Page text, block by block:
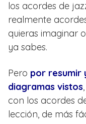
los acordes de
realmente
quieras imaginar
ya sabes.
Pero por resumir
diagramas vistos
con los acordes
lección, de más